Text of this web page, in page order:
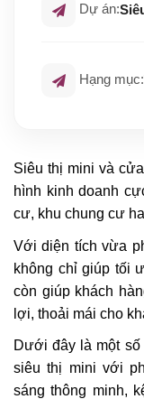
Dự án:
Hạng mục:
Siêu thị mini và
hình kinh doanh
cư, khu chung cư
Với diện tích vừa
không chỉ giúp tối
còn giúp khách
lợi, thoải mái cho
Dưới đây là một
siêu thị mini với
sáng thông minh,